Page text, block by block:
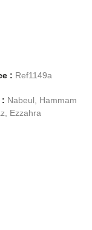
: Ref1149a
: Nabeul, Hammam
Ezzahra